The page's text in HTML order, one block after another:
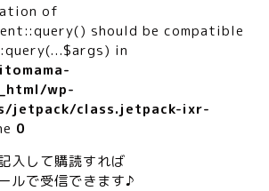
of
should be compatible
in
wp-
jetpack/class.jetpack-ixr-
0
入して購読すれば
ルで受信できます♪